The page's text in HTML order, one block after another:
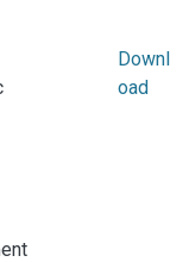
Downl
oad